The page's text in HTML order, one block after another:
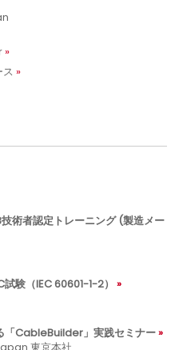
術者認定トレーニング (製造メー
験（IEC 60601-1-2）
「CableBuilder」実践セミナー